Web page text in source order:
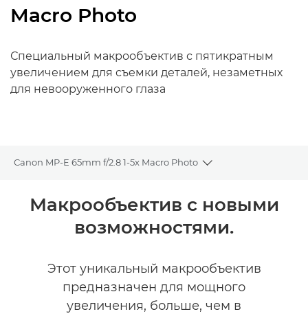
Macro Photo
Специальный макрообъектив с пятикратным
увеличением для съемки деталей, незаметных
для невооруженного глаза
Canon MP-E 65mm f/2.8 1-5x Macro Photo
Toggle breadcrumbs
Общая информация
Технические характеристики
Макрообъектив с новыми
возможностями.
Этот уникальный макрообъектив
предназначен для мощного
увеличения, больше, чем в